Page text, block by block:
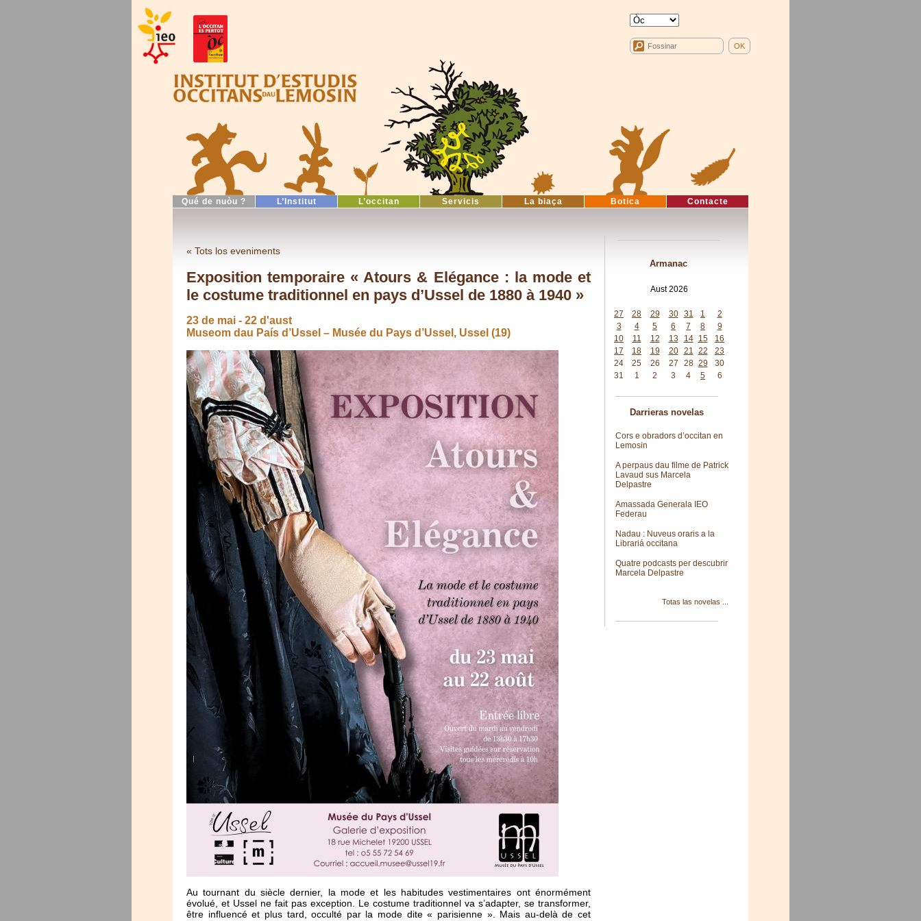
Qué de nuòu ? L’Institut L’occitan Servicis La biaça Botica Contacte
« Tots los eveniments
Exposition temporaire « Atours & Elégance : la mode et
le costume traditionnel en pays d’Ussel de 1880 à 1940 »
23 de mai - 22 d'aust
Museom dau País d’Ussel – Musée du Pays d’Ussel, Ussel (19)
Au tournant du siècle dernier, la mode et les habitudes vestimentaires ont énormément
évolué, et Ussel ne fait pas exception. Le costume traditionnel va s’adapter, se transformer,
être influencé et plus tard, occulté par la mode dite « parisienne ». Mais au-delà de cet
Armanac
Aust 2026
27
28 29 30 31 1
2
3
4 5 6 7 8
9
10
11 12 13 14 15
16
17
18 19 20 21 22
23
24
25 26 27 28 29
30
31
1 2 3 4 5 6
Darrieras novelas
Cors e obradors d’occitan en
Lemosin
A perpaus dau filme de Patrick
Lavaud sus Marcela
Delpastre
Amassada Generala IEO
Federau
Nadau : Nuveus oraris a la
Librariá occitana
Quatre podcasts per descubrir
Marcela Delpastre
Totas las novelas ...